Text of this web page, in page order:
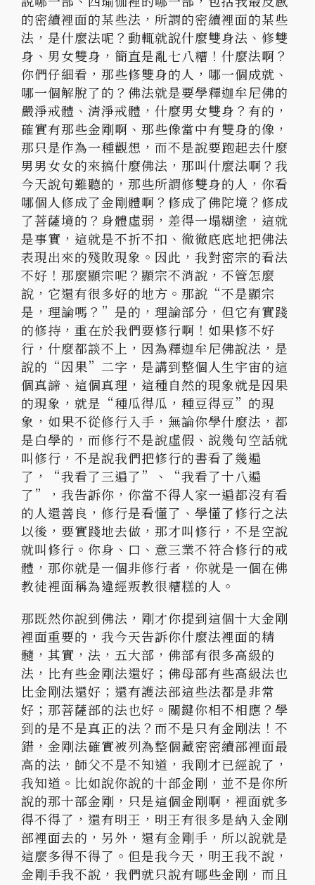
的密續裡面的某些法， 所謂的密續裡面的某些
法，是什麼法呢？動輒就說什麼雙身法、 修雙
身、男女雙身，簡直是亂七八糟！什麼法啊？
你們仔細看， 那些修雙身的人，哪一個成就、
哪一個解脫了的？ 佛法就是要學釋迦牟尼佛的
嚴淨戒體、清淨戒體，什麼男女雙身？ 有的，
確實有那些金剛啊、那些像當中有雙身的像，
那只是作為一種觀想， 而不是說要跑起去什麼
男男女女的來搞什麼佛法，那叫什麼法啊？ 我
今天說句難聽的，那些所謂修雙身的人， 你看
哪個人修成了金剛體啊？修成了佛陀境？修成
了菩薩境的？ 身體虛弱，差得一塌糊塗，這就
是事實，這就是不折不扣、 徹徹底底地把佛法
表現出來的殘敗現象。因此， 我對密宗的看法
不好！那麼顯宗呢？顯宗不消說，不管怎麼
說， 它還有很多好的地方。那說“不是顯宗
是，理論嗎？”是的， 理論部分，但它有實踐
的修持，重在於我們要修行啊！ 如果修不好
行，什麼都談不上，因為釋迦牟尼佛說法，是
說的“因果”二字，是講到整個人生宇宙的這
個真諦、這個真理， 這種自然的現象就是因果
的現象，就是“種瓜得瓜，種豆得豆” 的現
象，如果不從修行入手，無論你學什麼法，都
是白學的， 而修行不是說虛假、說幾句空話就
叫修行， 不是說我們把修行的書看了幾遍
了，“我看了三遍了”、“我看了十八遍
了”，我告訴你， 你當不得人家一遍都沒有看
的人還善良，修行是看懂了、 學懂了修行之法
以後，要實踐地去做，那才叫修行， 不是空說
就叫修行。你身、口、意三業不符合修行的戒
體， 那你就是一個非修行者， 你就是一個在佛
教徒裡面稱為違經叛教很糟糕的人。
那既然你說到佛法，剛才你提到這個十大金剛
裡面重要的， 我今天告訴你什麼法裡面的精
髓，其實，法，五大部， 佛部有很多高級的
法，比有些金剛法還好； 佛母部有些高級法也
比金剛法還好；還有護法部這些法都是非常
好； 那菩薩部的法也好。關鍵你相不相應？學
到的是不是真正的法？ 而不是只有金剛法！不
錯， 金剛法確實被列為整個藏密密續部裡面最
高的法，師父不是不知道， 我剛才已經說了，
我知道。比如說你說的十部金剛， 並不是你所
說的那十部金剛，只是這個金剛啊，裡面就多
得不得了， 還有明王，明王有很多是納入金剛
部裡面去的，另外，還有金剛手， 所以說就是
這麼多得不得了。但是我今天，明王我不說，
金剛手我不說，我們就只說有哪些金剛， 而且